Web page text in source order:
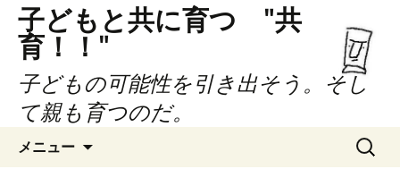
子どもと共に育つ "共
育！！"
子どもの可能性を引き出そう。そし
て親も育つのだ。
メニュー
検
索: